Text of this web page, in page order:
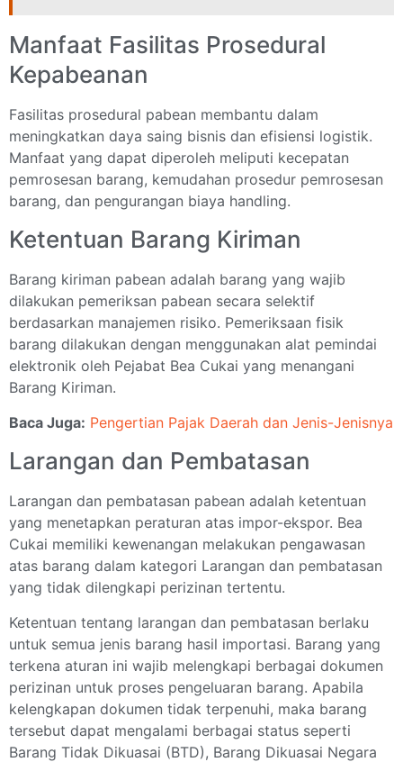
Manfaat Fasilitas Prosedural
Kepabeanan
Fasilitas prosedural pabean membantu dalam
meningkatkan daya saing bisnis dan efisiensi logistik.
Manfaat yang dapat diperoleh meliputi kecepatan
pemrosesan barang, kemudahan prosedur pemrosesan
barang, dan pengurangan biaya handling.
Ketentuan Barang Kiriman
Barang kiriman pabean adalah barang yang wajib
dilakukan pemeriksan pabean secara selektif
berdasarkan manajemen risiko. Pemeriksaan fisik
barang dilakukan dengan menggunakan alat pemindai
elektronik oleh Pejabat Bea Cukai yang menangani
Barang Kiriman.
Baca Juga: Pengertian Pajak Daerah dan Jenis-Jenisnya
Larangan dan Pembatasan
Larangan dan pembatasan pabean adalah ketentuan
yang menetapkan peraturan atas impor-ekspor. Bea
Cukai memiliki kewenangan melakukan pengawasan
atas barang dalam kategori Larangan dan pembatasan
yang tidak dilengkapi perizinan tertentu.
Ketentuan tentang larangan dan pembatasan berlaku
untuk semua jenis barang hasil importasi. Barang yang
terkena aturan ini wajib melengkapi berbagai dokumen
perizinan untuk proses pengeluaran barang. Apabila
kelengkapan dokumen tidak terpenuhi, maka barang
tersebut dapat mengalami berbagai status seperti
Barang Tidak Dikuasai (BTD), Barang Dikuasai Negara